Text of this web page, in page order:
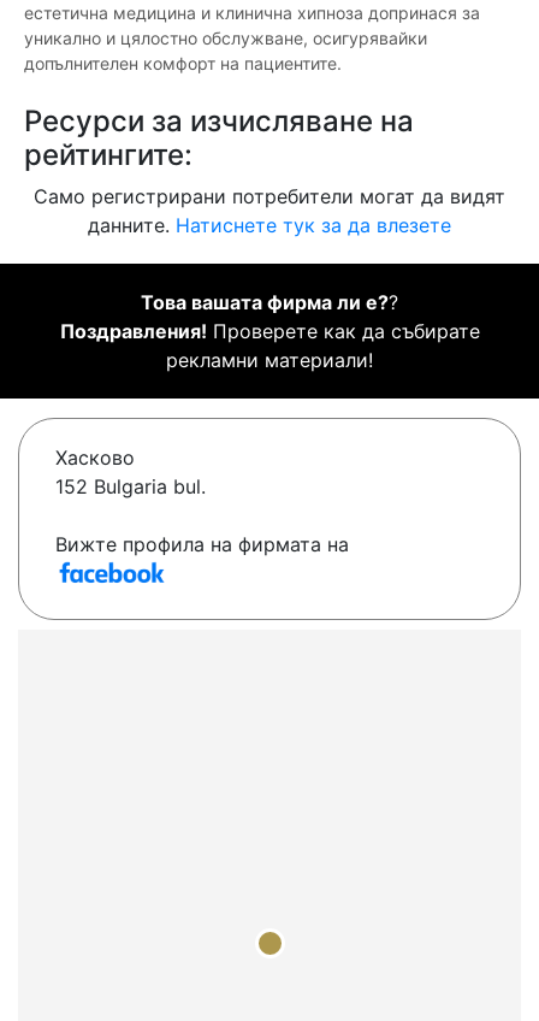
естетична медицина и клинична хипноза допринася за
уникално и цялостно обслужване, осигурявайки
допълнителен комфорт на пациентите.
Ресурси за изчисляване на
рейтингите:
Само регистрирани потребители могат да видят
данните. Натиснете тук за да влезете
Това вашата фирма ли е??
Поздравления! Проверете как да събирате
рекламни материали!
Хасково
152 Bulgaria bul.
Вижте профила на фирмата на